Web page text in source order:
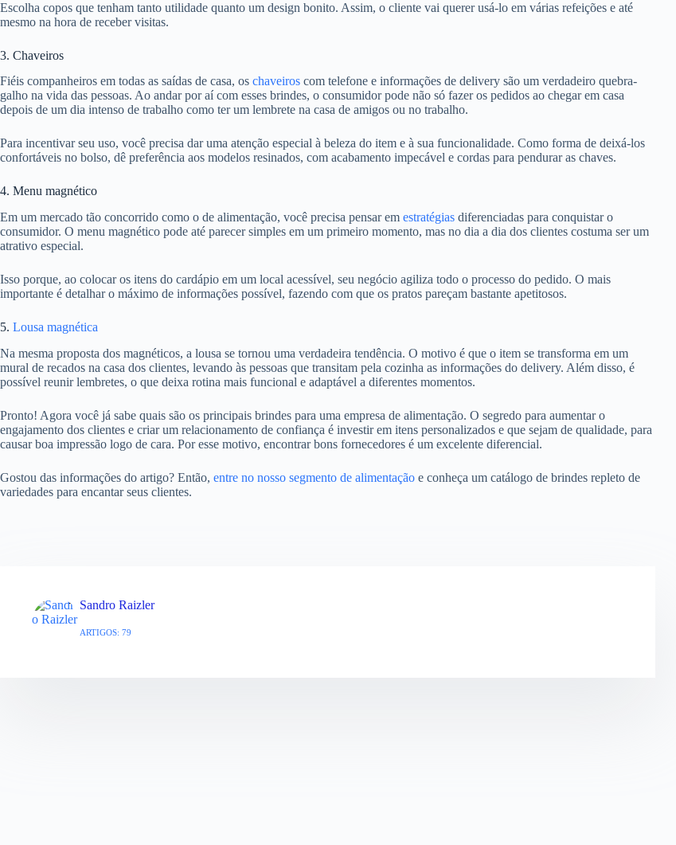
Escolha copos que tenham tanto utilidade quanto um design bonito. Assim, o cliente vai querer usá-lo em várias refeições e até
mesmo na hora de receber visitas.
3. Chaveiros
Fiéis companheiros em todas as saídas de casa, os chaveiros com telefone e informações de delivery são um verdadeiro quebra-
galho na vida das pessoas. Ao andar por aí com esses brindes, o consumidor pode não só fazer os pedidos ao chegar em casa
depois de um dia intenso de trabalho como ter um lembrete na casa de amigos ou no trabalho.
Para incentivar seu uso, você precisa dar uma atenção especial à beleza do item e à sua funcionalidade. Como forma de deixá-los
confortáveis no bolso, dê preferência aos modelos resinados, com acabamento impecável e cordas para pendurar as chaves.
4. Menu magnético
Em um mercado tão concorrido como o de alimentação, você precisa pensar em estratégias diferenciadas para conquistar o
consumidor. O menu magnético pode até parecer simples em um primeiro momento, mas no dia a dia dos clientes costuma ser um
atrativo especial.
Isso porque, ao colocar os itens do cardápio em um local acessível, seu negócio agiliza todo o processo do pedido. O mais
importante é detalhar o máximo de informações possível, fazendo com que os pratos pareçam bastante apetitosos.
5. Lousa magnética
Na mesma proposta dos magnéticos, a lousa se tornou uma verdadeira tendência. O motivo é que o item se transforma em um
mural de recados na casa dos clientes, levando às pessoas que transitam pela cozinha as informações do delivery. Além disso, é
possível reunir lembretes, o que deixa rotina mais funcional e adaptável a diferentes momentos.
Pronto! Agora você já sabe quais são os principais brindes para uma empresa de alimentação. O segredo para aumentar o
engajamento dos clientes e criar um relacionamento de confiança é investir em itens personalizados e que sejam de qualidade, para
causar boa impressão logo de cara. Por esse motivo, encontrar bons fornecedores é um excelente diferencial.
Gostou das informações do artigo? Então, entre no nosso segmento de alimentação e conheça um catálogo de brindes repleto de
variedades para encantar seus clientes.
Sandro Raizler
ARTIGOS: 79